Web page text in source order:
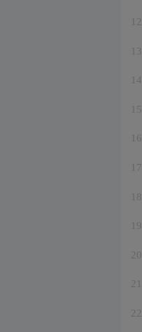
12
13
14
15
16
17
18
19
20
21
22